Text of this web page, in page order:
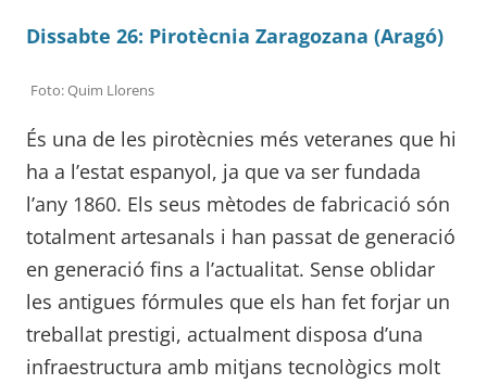
Dissabte 26: Pirotècnia Zaragozana (Aragó)
Foto: Quim Llorens
És una de les pirotècnies més veteranes que hi
ha a l’estat espanyol, ja que va ser fundada
l’any 1860. Els seus mètodes de fabricació són
totalment artesanals i han passat de generació
en generació fins a l’actualitat. Sense oblidar
les antigues fórmules que els han fet forjar un
treballat prestigi, actualment disposa d’una
infraestructura amb mitjans tecnològics molt